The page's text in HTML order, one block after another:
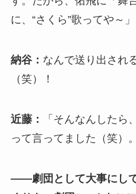
に、“さくら”歌ってや～
納谷： なんで送り出され
（笑）！
近藤：
「そんなんしたら
って言ってました（笑）。
――劇団として大事にし